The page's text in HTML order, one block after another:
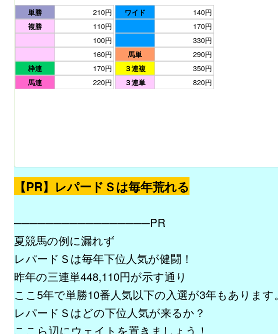
単勝
210円
複勝
110円
100円
160円
枠連
170円
馬連
220円
ワイド
140円
170円
330円
馬単
290円
３連複
350円
３連単
820円
【PR】レパードＳは毎年荒れる
─────────────────PR
夏競馬の例に漏れず
レパードＳは毎年下位人気が健闘！
昨年の三連単448,110円が示す通り
ここ5年で単勝10番人気以下の入選が3年もあります。
レパードＳはどの下位人気が来るか？
ここら辺にウェイトを置きましょう！